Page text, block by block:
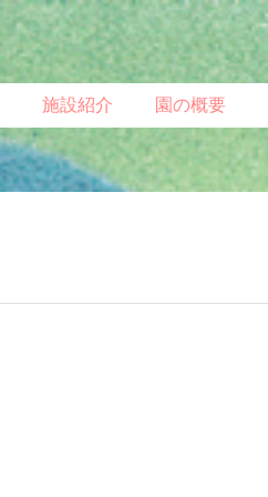
施設紹介 園の概要